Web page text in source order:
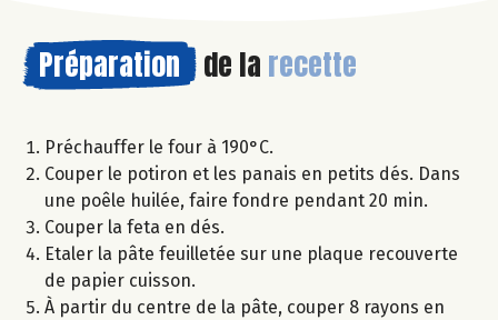
Préparation de la recette
Préchauffer le four à 190°C.
Couper le potiron et les panais en petits dés. Dans
une poêle huilée, faire fondre pendant 20 min.
Couper la feta en dés.
Etaler la pâte feuilletée sur une plaque recouverte
de papier cuisson.
À partir du centre de la pâte, couper 8 rayons en